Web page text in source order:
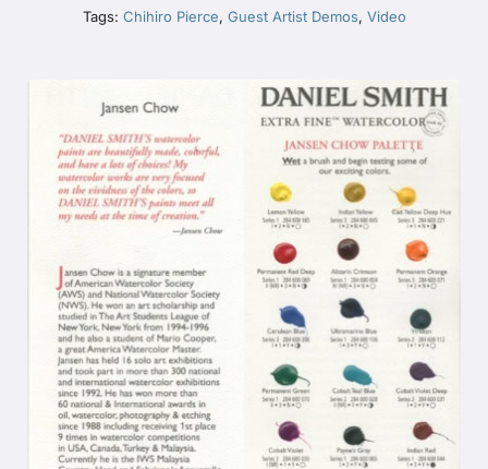
Tags: Chihiro Pierce, Guest Artist Demos, Video